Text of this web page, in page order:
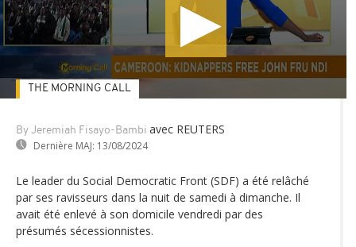
By Jeremiah Fisayo-Bambi avec REUTERS
Dernière MAJ: 13/08/2024
THE MORNING CALL
Le leader du Social Democratic Front (SDF) a été relâché
par ses ravisseurs dans la nuit de samedi à dimanche. Il
avait été enlevé à son domicile vendredi par des
présumés sécessionnistes.